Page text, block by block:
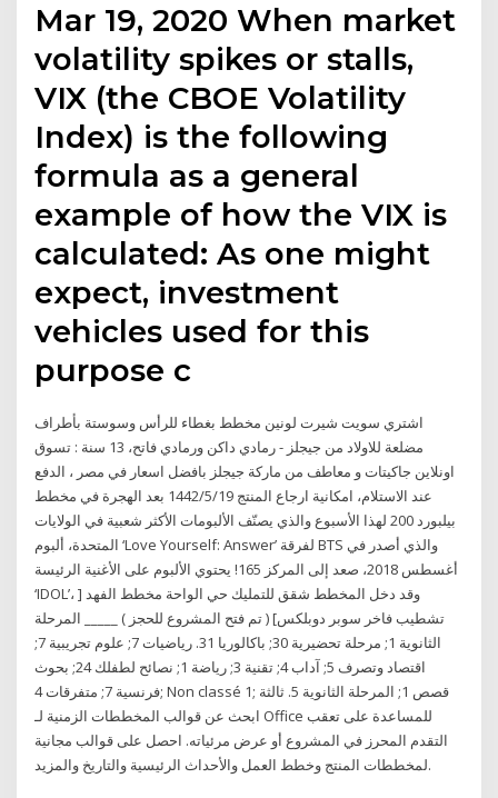
Mar 19, 2020 When market
volatility spikes or stalls,
VIX (the CBOE Volatility
Index) is the following
formula as a general
example of how the VIX is
calculated: As one might
expect, investment
vehicles used for this
purpose c
اشتري سويت شيرت لونين مخطط بغطاء للرأس وسوستة بأطراف
مضلعة للاولاد من جيجلز - رمادي داكن ورمادي فاتح، 13 سنة : تسوق
اونلاين جاكيتات و معاطف من ماركة جيجلز بافضل اسعار في مصر ، الدفع
عند الاستلام، امكانية ارجاع المنتج 19‏‏/5‏‏/1442 بعد الهجرة في مخطط
بيلبورد 200 لهذا الأسبوع والذي يصنّف الألبومات الأكثر شعبية في الولايات
المتحدة، ألبوم ‘Love Yourself: Answer’ لفرقة BTS والذي أصدر في
أغسطس 2018، صعد إلى المركز 165! يحتوي الألبوم على الأغنية الرئيسة
‘IDOL’، وقد دخل المخطط شقق للتمليك حي الواحة مخطط الفهد [
تشطيب فاخر سوبر دوبلكس] ( تم فتح المشروع للحجز ) _____ المرحلة
الثانوية 1; مرحلة تحضيرية 30; باكالوريا 31. رياضيات 7; علوم تجريبية 7;
اقتصاد وتصرف 5; آداب 4; تقنية 3; رياضة 1; نصائح لطفلك 24; بحوث
فرنسية 7; متفرقات 4; Non classé 1; قصص 1; المرحلة الثانوية 5. ثالثة
ابحث عن قوالب المخططات الزمنية لـ Office للمساعدة على تعقب
التقدم المحرز في المشروع أو عرض مرئياته. احصل على قوالب مجانية
لمخططات المنتج وخطط العمل والأحداث الرئيسية والتاريخ والمزيد.